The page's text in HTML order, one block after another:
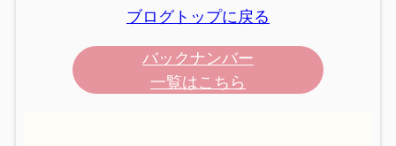
ブログトップに戻る
バックナンバー
一覧はこちら